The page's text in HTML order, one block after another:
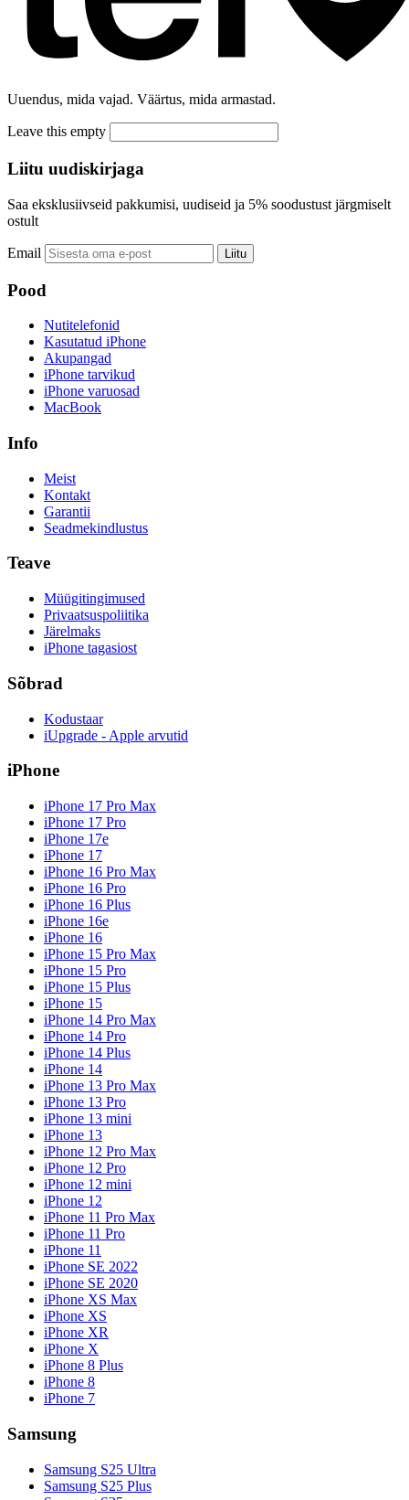
Uuendus, mida vajad. Väärtus, mida armastad.
Leave this empty
Liitu uudiskirjaga
Saa eksklusiivseid pakkumisi, uudiseid ja 5% soodustust järgmiselt
ostult
Email Liitu
Pood
Nutitelefonid
Kasutatud iPhone
Akupangad
iPhone tarvikud
iPhone varuosad
MacBook
Info
Meist
Kontakt
Garantii
Seadmekindlustus
Teave
Müügitingimused
Privaatsuspoliitika
Järelmaks
iPhone tagasiost
Sõbrad
Kodustaar
iUpgrade - Apple arvutid
iPhone
iPhone 17 Pro Max
iPhone 17 Pro
iPhone 17e
iPhone 17
iPhone 16 Pro Max
iPhone 16 Pro
iPhone 16 Plus
iPhone 16e
iPhone 16
iPhone 15 Pro Max
iPhone 15 Pro
iPhone 15 Plus
iPhone 15
iPhone 14 Pro Max
iPhone 14 Pro
iPhone 14 Plus
iPhone 14
iPhone 13 Pro Max
iPhone 13 Pro
iPhone 13 mini
iPhone 13
iPhone 12 Pro Max
iPhone 12 Pro
iPhone 12 mini
iPhone 12
iPhone 11 Pro Max
iPhone 11 Pro
iPhone 11
iPhone SE 2022
iPhone SE 2020
iPhone XS Max
iPhone XS
iPhone XR
iPhone X
iPhone 8 Plus
iPhone 8
iPhone 7
Samsung
Samsung S25 Ultra
Samsung S25 Plus